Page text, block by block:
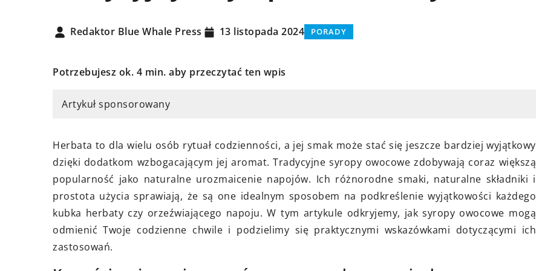
Redaktor Blue Whale Press 13 listopada 2024 PORADY
Potrzebujesz ok. 4 min. aby przeczytać ten wpis
Artykuł sponsorowany
Herbata to dla wielu osób rytuał codzienności, a jej smak może stać się jeszcze bardziej wyjątkowy
dzięki dodatkom wzbogacającym jej aromat. Tradycyjne syropy owocowe zdobywają coraz większą
popularność jako naturalne urozmaicenie napojów. Ich różnorodne smaki, naturalne składniki i
prostota użycia sprawiają, że są one idealnym sposobem na podkreślenie wyjątkowości każdego
kubka herbaty czy orzeźwiającego napoju. W tym artykule odkryjemy, jak syropy owocowe mogą
odmienić Twoje codzienne chwile i podzielimy się praktycznymi wskazówkami dotyczącymi ich
zastosowań.
domowe spa, które
tajniki stworzenia domowego
pomoże ci odprężyć się i
energię. Dowiedz się, jak z
prostych kroków, możesz
się jak w luksusowym
spa, nie opuszczając
15 lutego 2026
Odkryj sposoby na lepsze
porozumienie się z psem,
zrozumienie jego emocji oraz
poprawę waszej relacji dzięki
praktycznym wskazówkom i
technikom.
Poradnik dla każdego, kto planuje
remont lub wymianę swoich drzwi
zewnętrznych. Dowiedz się, jakie
okucia będą najlepszym wyborem,
uwzględniając bezpieczeństwo,